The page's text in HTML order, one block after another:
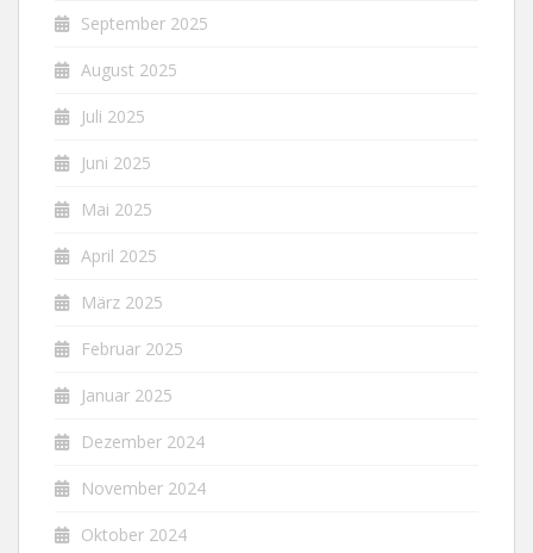
September 2025
August 2025
Juli 2025
Juni 2025
Mai 2025
April 2025
März 2025
Februar 2025
Januar 2025
Dezember 2024
November 2024
Oktober 2024